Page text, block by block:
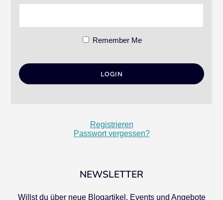
Remember Me
Registrieren
Passwort vergessen?
NEWSLETTER
Willst du über neue Blogartikel, Events und Angebote